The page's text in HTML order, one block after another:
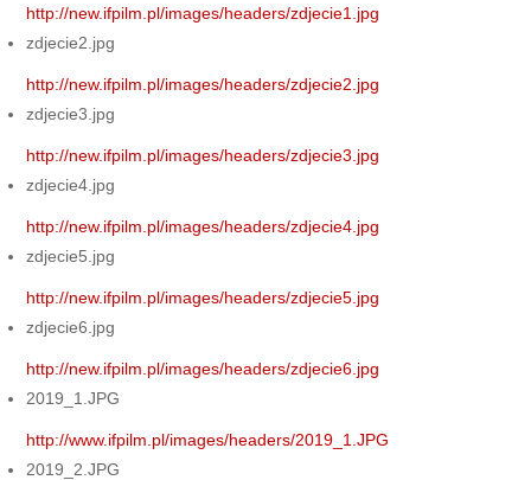
http://new.ifpilm.pl/images/headers/zdjecie1.jpg
zdjecie2.jpg
http://new.ifpilm.pl/images/headers/zdjecie2.jpg
zdjecie3.jpg
http://new.ifpilm.pl/images/headers/zdjecie3.jpg
zdjecie4.jpg
http://new.ifpilm.pl/images/headers/zdjecie4.jpg
zdjecie5.jpg
http://new.ifpilm.pl/images/headers/zdjecie5.jpg
zdjecie6.jpg
http://new.ifpilm.pl/images/headers/zdjecie6.jpg
2019_1.JPG
http://www.ifpilm.pl/images/headers/2019_1.JPG
2019_2.JPG